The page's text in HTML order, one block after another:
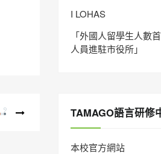
I LOHAS
「外國人留學生人數
人員進駐市役所」
TAMAGO語言研修
本校官方網站